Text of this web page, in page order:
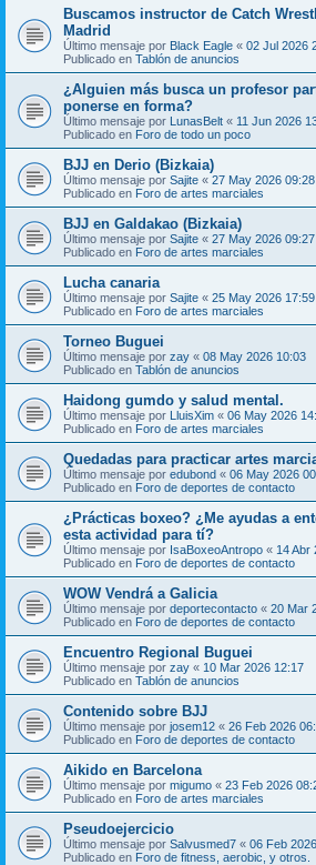
Buscamos instructor de Catch
Madrid
Último mensaje por Black Eagle « 02 Jul 2026
Publicado en Tablón de anuncios
¿Alguien más busca un profesor
ponerse en forma?
Último mensaje por LunasBelt « 11 Jun 2026
Publicado en Foro de todo un poco
BJJ en Derio (Bizkaia)
Último mensaje por Sajite « 27 May 2026 09:28
Publicado en Foro de artes marciales
BJJ en Galdakao (Bizkaia)
Último mensaje por Sajite « 27 May 2026 09:27
Publicado en Foro de artes marciales
Lucha canaria
Último mensaje por Sajite « 25 May 2026 17:59
Publicado en Foro de artes marciales
Torneo Buguei
Último mensaje por zay « 08 May 2026 10:03
Publicado en Tablón de anuncios
Haidong gumdo y salud mental.
Último mensaje por LluisXim « 06 May 2026
Publicado en Foro de artes marciales
Quedadas para practicar artes
Último mensaje por edubond « 06 May 2026
Publicado en Foro de deportes de contacto
¿Prácticas boxeo? ¿Me ayudas a
esta actividad para tí?
Último mensaje por IsaBoxeoAntropo « 14 Abr
Publicado en Foro de deportes de contacto
WOW Vendrá a Galicia
Último mensaje por deportecontacto « 20 Mar
Publicado en Foro de deportes de contacto
Encuentro Regional Buguei
Último mensaje por zay « 10 Mar 2026 12:17
Publicado en Tablón de anuncios
Contenido sobre BJJ
Último mensaje por josem12 « 26 Feb 2026
Publicado en Foro de deportes de contacto
Aikido en Barcelona
Último mensaje por migumo « 23 Feb 2026
Publicado en Foro de artes marciales
Pseudoejercicio
Último mensaje por Salvusmed7 « 06 Feb
Publicado en Foro de fitness, aerobic, y otros.